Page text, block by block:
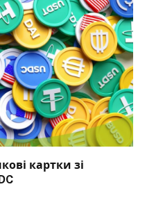
картки зі